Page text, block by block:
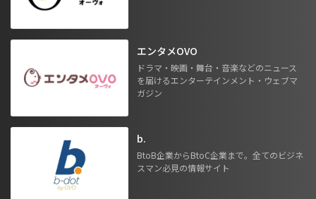
エンタメOVO
ドラマ・映画・舞台・音楽などのニュース
を届けるエンターテインメント・ウェブマ
ガジン
b.
BtoB企業からBtoC企業まで。全てのビジネ
スマン必見の情報サイト